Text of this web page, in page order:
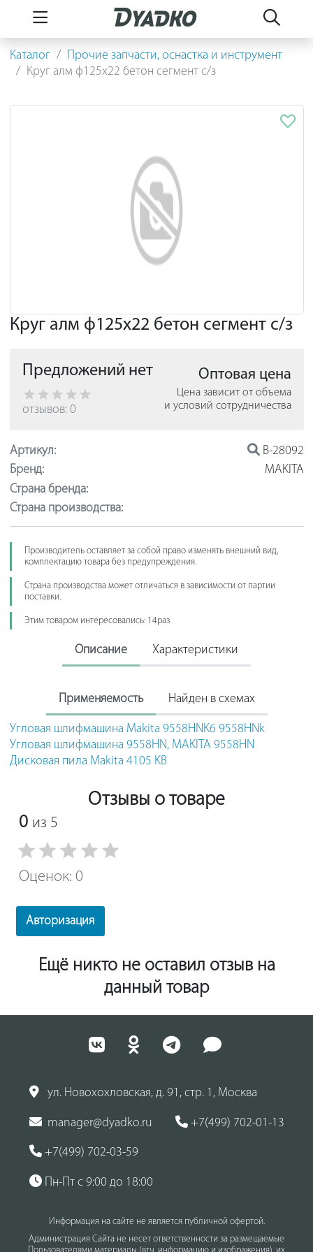
Каталог
Прочие запчасти, оснастка и инструмент
Круг алм ф125х22 бетон сегмент с/з
Круг алм ф125х22 бетон сегмент с/з
Предложений нет
отзывов: 0
Оптовая цена
Цена зависит от объема
и условий сотрудничества
Артикул:
B-28092
Бренд:
MAKITA
Страна бренда:
Страна производства:
Производитель оставляет за собой право изменять внешний вид,
комплектацию товара без предупреждения.
Страна производства может отличаться в зависимости от партии
поставки.
Этим товаром интересовались: 14раз
Описание Характеристики
Применяемость Найден в схемах
Угловая шлифмашина Makita 9558HNK6 9558HNk
Угловая шлифмашина 9558HN, MAKITA 9558HN
Дисковая пила Makita 4105 KB
Отзывы о товаре
0 из 5
Оценок: 0
Авторизация
Ещё никто не оставил отзыв на
данный товар
ул. Новохохловская, д. 91, стр. 1, Москва
manager@dyadko.ru +7(499) 702-01-13
+7(499) 702-03-59
Пн-Пт с 9:00 до 18:00
Информация на сайте не является публичной офертой.
Администрация Сайта не несет ответственности за размещаемые
Пользователями материалы (втч, информацию и изображения), их